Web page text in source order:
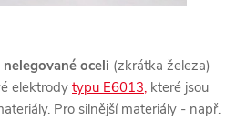
nelegované oceli (zkrátka železa)
elektrody typu E6013, které jsou
Pro silnější materiály - např.